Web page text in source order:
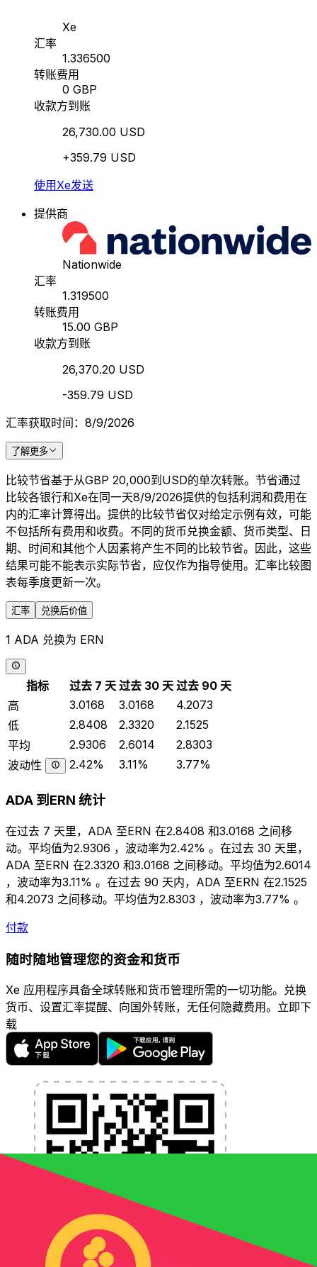
Xe
汇率
1.336500
转账费用
0 GBP
收款方到账
26,730.00 USD
+359.79 USD
使用Xe发送
提供商
Nationwide
汇率
1.319500
转账费用
15.00 GBP
收款方到账
26,370.20 USD
-359.79 USD
汇率获取时间：8/9/2026
了解更多
比较节省基于从GBP 20,000到USD的单次转账。节省通过
比较各银行和Xe在同一天8/9/2026提供的包括利润和费用在
内的汇率计算得出。提供的比较节省仅对给定示例有效，可能
不包括所有费用和收费。不同的货币兑换金额、货币类型、日
期、时间和其他个人因素将产生不同的比较节省。因此，这些
结果可能不能表示实际节省，应仅作为指导使用。汇率比较图
表每季度更新一次。
汇率 兑换后价值
1 ADA 兑换为 ERN
指标 过去 7 天 过去 30 天 过去 90 天
高
3.0168 3.0168
4.2073
低
2.8408 2.3320
2.1525
平均
2.9306 2.6014
2.8303
波动性
2.42% 3.11% 3.77%
ADA 到ERN 统计
在过去 7 天里，ADA 至ERN 在2.8408 和3.0168 之间移
动。平均值为2.9306 ，波动率为2.42% 。在过去 30 天里，
ADA 至ERN 在2.3320 和3.0168 之间移动。平均值为2.6014
，波动率为3.11% 。在过去 90 天内，ADA 至ERN 在2.1525
和4.2073 之间移动。平均值为2.8303 ，波动率为3.77% 。
付款
随时随地管理您的资金和货币
Xe 应用程序具备全球转账和货币管理所需的一切功能。兑换
货币、设置汇率提醒、向国外转账，无任何隐藏费用。立即下
载